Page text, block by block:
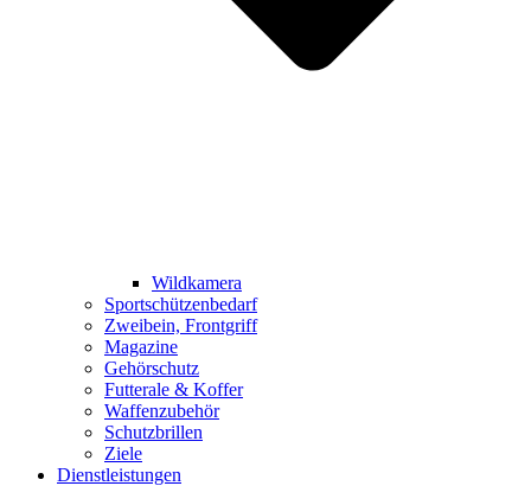
Wildkamera
Sportschützenbedarf
Zweibein, Frontgriff
Magazine
Gehörschutz
Futterale & Koffer
Waffenzubehör
Schutzbrillen
Ziele
Dienstleistungen